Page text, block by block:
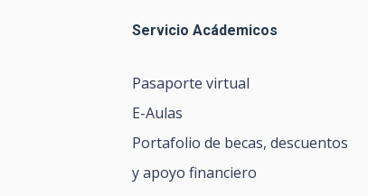
Servicio Acádemicos
Pasaporte virtual
E-Aulas
Portafolio de becas, descuentos
y apoyo financiero